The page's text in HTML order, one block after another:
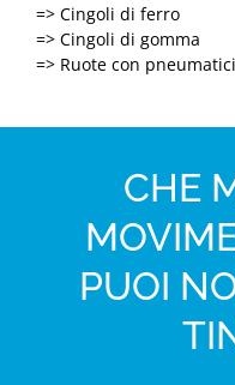
=> Cingoli di ferro
=> Cingoli di gomma
=> Ruote con pneumatici
CHE
PUOI